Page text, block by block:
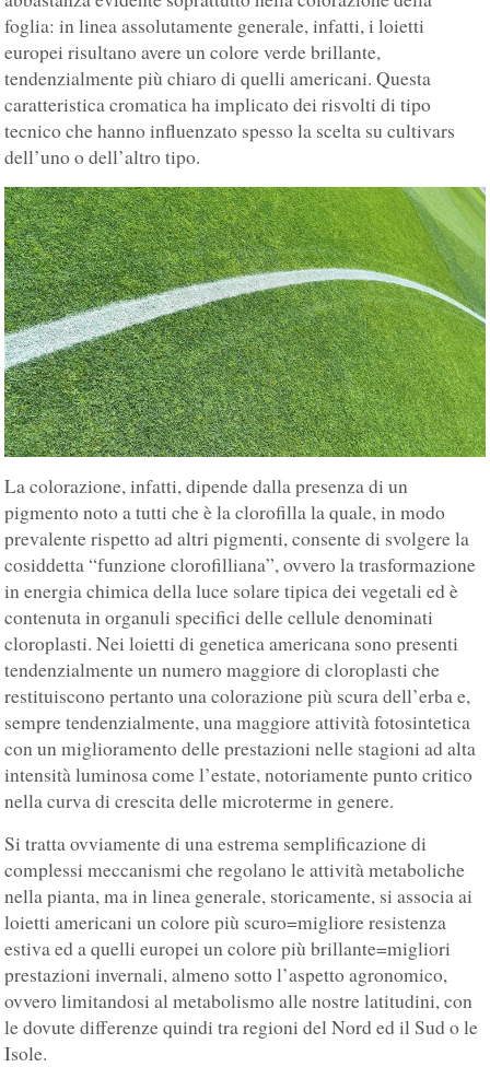
foglia: in linea assolutamente generale, infatti, i loietti
europei risultano avere un colore verde brillante,
tendenzialmente più chiaro di quelli americani. Questa
caratteristica cromatica ha implicato dei risvolti di tipo
tecnico che hanno influenzato spesso la scelta su cultivars
dell’uno o dell’altro tipo.
La colorazione, infatti, dipende dalla presenza di un
pigmento noto a tutti che è la clorofilla la quale, in modo
prevalente rispetto ad altri pigmenti, consente di svolgere la
cosiddetta “funzione clorofilliana”, ovvero la trasformazione
in energia chimica della luce solare tipica dei vegetali ed è
contenuta in organuli specifici delle cellule denominati
cloroplasti. Nei loietti di genetica americana sono presenti
tendenzialmente un numero maggiore di cloroplasti che
restituiscono pertanto una colorazione più scura dell’erba e,
sempre tendenzialmente, una maggiore attività fotosintetica
con un miglioramento delle prestazioni nelle stagioni ad alta
intensità luminosa come l’estate, notoriamente punto critico
nella curva di crescita delle microterme in genere.
Si tratta ovviamente di una estrema semplificazione di
complessi meccanismi che regolano le attività metaboliche
nella pianta, ma in linea generale, storicamente, si associa ai
loietti americani un colore più scuro=migliore resistenza
estiva ed a quelli europei un colore più brillante=migliori
prestazioni invernali, almeno sotto l’aspetto agronomico,
ovvero limitandosi al metabolismo alle nostre latitudini, con
le dovute differenze quindi tra regioni del Nord ed il Sud o le
Isole.